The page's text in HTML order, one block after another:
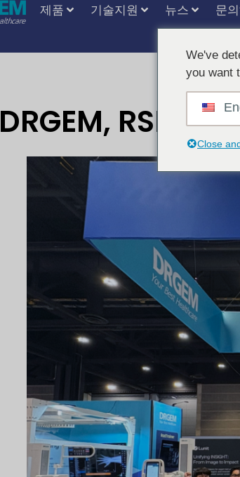
제품 기술지원 뉴스 문
DRGEM, RSNA
We've
you want
Close